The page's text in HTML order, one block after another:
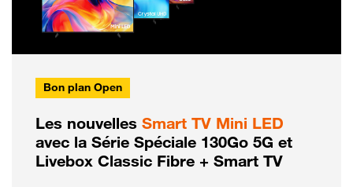
Bon plan Open
Les nouvelles Smart TV Mini LED
avec la Série Spéciale 130Go 5G et
Livebox Classic Fibre + Smart TV